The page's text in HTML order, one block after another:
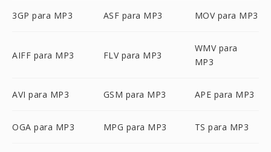
3GP para MP3 ASF para MP3 MOV para MP3
AIFF para MP3 FLV para MP3
WMV para
MP3
AVI para MP3 GSM para MP3 APE para MP3
OGA para MP3 MPG para MP3 TS para MP3